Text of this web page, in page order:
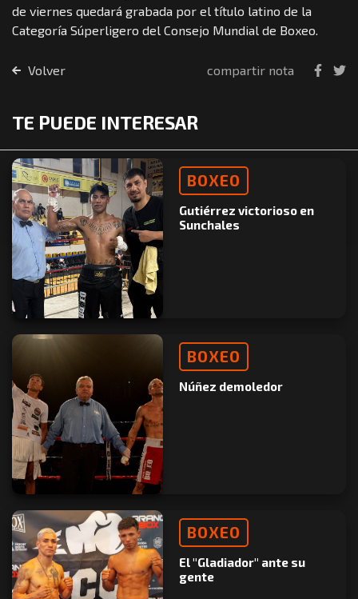
de viernes quedará grabada por el título latino de la
Categoría Súperligero del Consejo Mundial de Boxeo.
Volver compartir nota
TE PUEDE INTERESAR
BOXEO
Gutiérrez victorioso en
Sunchales
BOXEO
Núñez demoledor
BOXEO
El "Gladiador" ante su
gente